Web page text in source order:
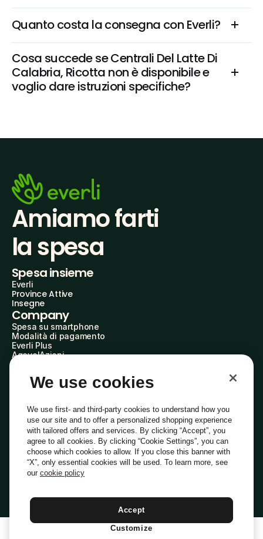
Quanto costa la consegna con Everli?
Cosa succede se Centrali Del Latte Di
Calabria, Ricotta non è disponibile e
voglio dare istruzioni specifiche?
Amiamo farti
la spesa
Spesa insieme
Everli
Province Attive
Insegne
Company
Spesa su smartphone
Modalità di pagamento
Everli Plus
AgevolAzioni
Everli Shoppers
Scopri chi siamo
Domande frequenti
Lavora con noi
Diventa Shopper
Investitori
PrivacyCookiePreferenze Cookie
Termini e Condizioni
Italiano
We use cookies
We use first- and third-party cookies to understand how you
use our site and to offer a personalized shopping experience
with tailored offers and services. By clicking “Accept”, you
agree to all cookies. By clicking “Cookie Settings”, you can
choose which cookies to allow. If you close this banner with
“X”, only essential cookies will be used. To learn more, see
our cookie policy
Accept
Customize